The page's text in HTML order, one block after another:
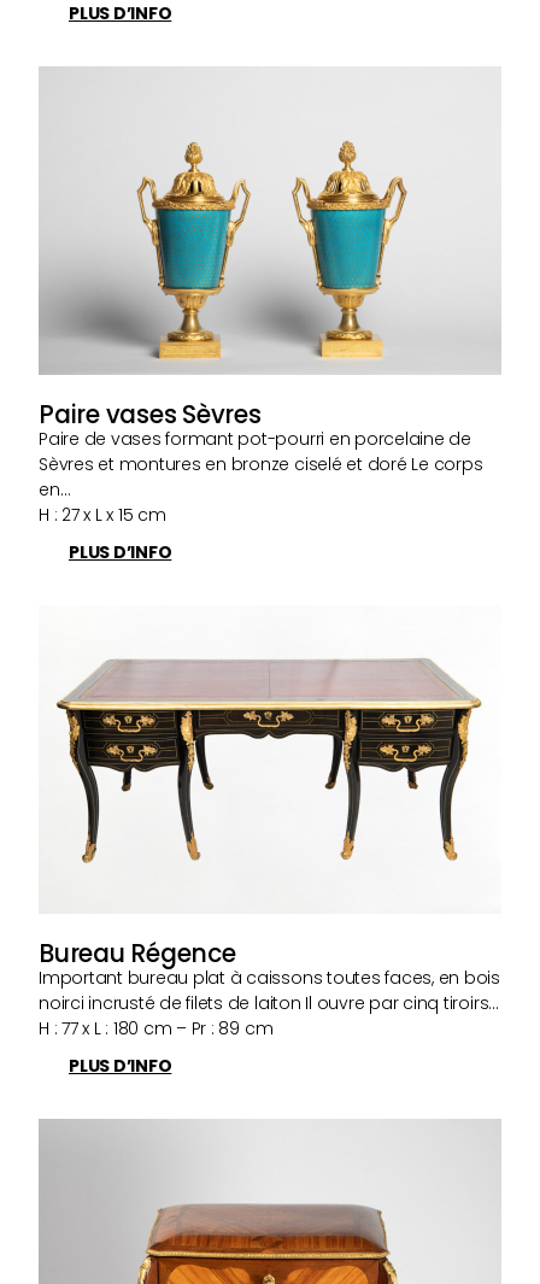
PLUS D’INFO
Paire vases Sèvres
Paire de vases formant pot-pourri en porcelaine de
Sèvres et montures en bronze ciselé et doré Le corps
en…
H : 27 x L x 15 cm
PLUS D’INFO
Bureau Régence
Important bureau plat à caissons toutes faces, en bois
noirci incrusté de filets de laiton Il ouvre par cinq tiroirs…
H : 77 x L : 180 cm – Pr : 89 cm
PLUS D’INFO